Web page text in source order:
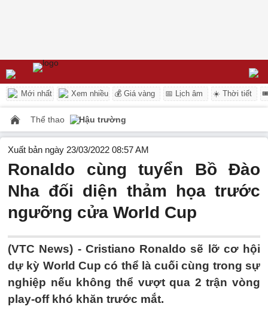
Mới nhất Xem nhiều 💰 Giá vàng 📅 Lịch âm ☀️ Thời tiết
Thể thao Hậu trường
Xuất bản ngày 23/03/2022 08:57 AM
Ronaldo cùng tuyển Bồ Đào
Nha đối diện thảm họa trước
ngưỡng cửa World Cup
(VTC News) - Cristiano Ronaldo sẽ lỡ cơ hội
dự kỳ World Cup có thể là cuối cùng trong sự
nghiệp nếu không thể vượt qua 2 trận vòng
play-off khó khăn trước mắt.